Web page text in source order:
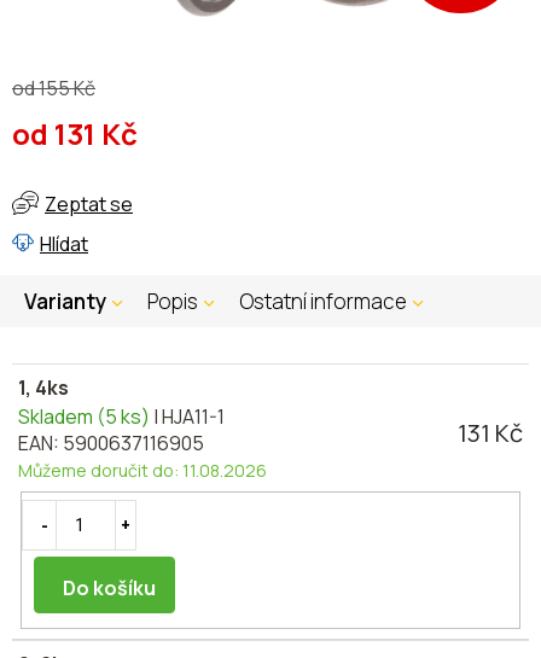
od 155 Kč
od 131 Kč
cena:
Zeptat se
Hlídat
Varianty Popis Ostatní informace
1, 4ks
Skladem (5 ks) | HJA11-1
EAN: 5900637116905
Můžeme doručit do: 11.08.2026
131 Kč
Do košíku